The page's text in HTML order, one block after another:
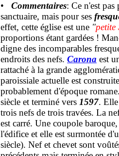
• Commentaires: Ce n'est
sanctuaire, mais pour ses
effet, cette église est une "petite
proportions étant gardées !
digne des incomparables
endroits des nefs. Carona est
rattaché à la grande
paroissiale actuelle est
probablement d'époque
siècle et terminé vers 1597. Elle
trois nefs de trois travées. La
est carré. Une coupole
l'édifice et elle est surmontée
siècle). Nef et chevet sont